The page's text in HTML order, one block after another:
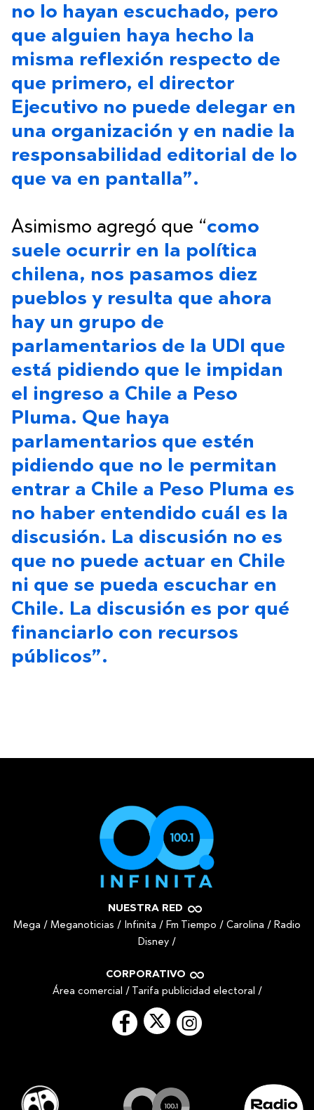
no lo hayan escuchado, pero
que alguien haya hecho la
misma reflexión respecto de
que primero, el director
Ejecutivo no puede delegar en
una organización y en nadie la
responsabilidad editorial de lo
que va en pantalla”.
Asimismo agregó que “como
suele ocurrir en la política
chilena, nos pasamos diez
pueblos y resulta que ahora
hay un grupo de
parlamentarios de la UDI que
está pidiendo que le impidan
el ingreso a Chile a Peso
Pluma. Que haya
parlamentarios que estén
pidiendo que no le permitan
entrar a Chile a Peso Pluma es
no haber entendido cuál es la
discusión. La discusión no es
que no puede actuar en Chile
ni que se pueda escuchar en
Chile. La discusión es por qué
financiarlo con recursos
públicos”.
NUESTRA RED
Mega / Meganoticias / Infinita / Fm Tiempo / Carolina / Radio
Disney /
CORPORATIVO
Área comercial / Tarifa publicidad electoral /